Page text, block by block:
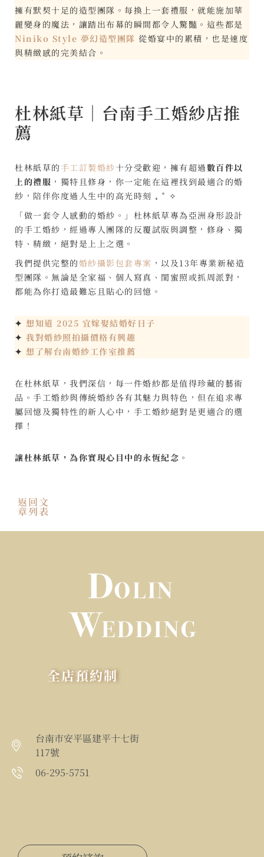
擁有默契十足的造型團隊。每換上一套禮服，就能施加華
麗變身的魔法，讓踏出布幕的瞬間都令人驚豔。這些都是
Niniko Style 夢幻造型團隊 從婚宴中的累積，也是速度
與精緻感的完美結合。
杜林紙草｜台南手工婚紗店推
薦
杜林紙草的 手工訂製婚紗十分受歡迎，擁有超過數百件以
上的禮服 ，獨特且修身，你一定能在這裡找到最適合的婚
紗，陪伴你度過人生中的高光時刻 ₊ ˚ ✧
「做一套令人感動的婚紗。」杜林紙草專為亞洲身形設計
的手工婚紗，經過專人團隊的反覆試版與調整，修身、獨
特、精緻，絕對是上上之選。
我們提供完整的婚紗攝影包套專案 ，以及13年專業新秘造
型團隊。無論是全家福、個人寫真、閨蜜照或抓周派對，
都能為你打造最難忘且貼心的回憶。
✦ 想知道 2025 宜嫁娶結婚好日子
✦ 我對婚紗照拍攝價格有興趣
✦ 想了解台南婚紗工作室推薦
在杜林紙草，我們深信，每一件婚紗都是值得珍藏的藝術
品。手工婚紗與傳統婚紗各有其魅力與特色，但在追求專
屬回憶及獨特性的新人心中，手工婚紗絕對是更適合的選
擇！
讓杜林紙草，為你實現心目中的永恆紀念。
返回文
章列表
全店預約制
台南市安平區建平十七街
117號
06-295-5751